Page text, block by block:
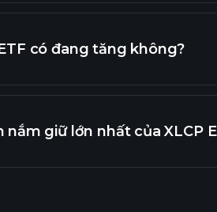
có đang tăng không?
nắm giữ lớn nhất của XLCP